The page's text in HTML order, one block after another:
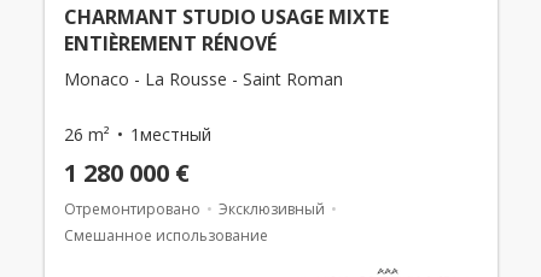
CHARMANT STUDIO USAGE MIXTE
ENTIÈREMENT RÉNOVÉ
Monaco - La Rousse - Saint Roman
26 m² 1местный
1 280 000 €
Отремонтировано
Эксклюзивный
Смешанное использование